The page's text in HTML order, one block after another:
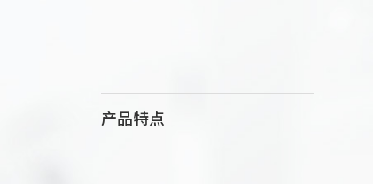
产品特点